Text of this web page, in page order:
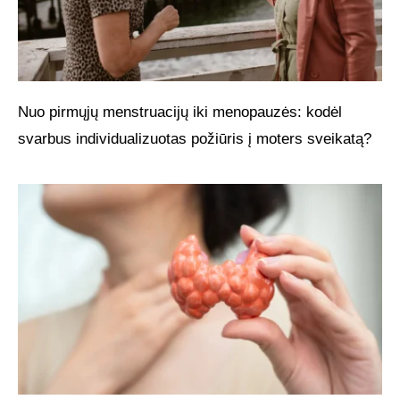
Nuo pirmųjų menstruacijų iki menopauzės: kodėl
svarbus individualizuotas požiūris į moters sveikatą?